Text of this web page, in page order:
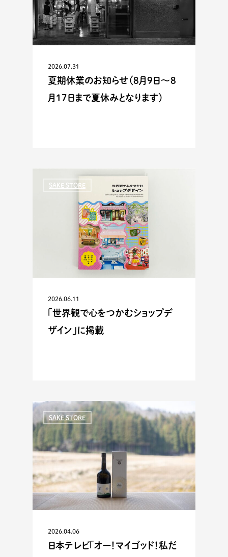
2026.07.31
夏期休業のお知らせ（8月9日〜8
月17日まで夏休みとなります）
SAKE STORE
2026.06.11
「世界観で心をつかむショップデ
ザイン」に掲載
SAKE STORE
2026.04.06
日本テレビ「オー！マイゴッド！私だ